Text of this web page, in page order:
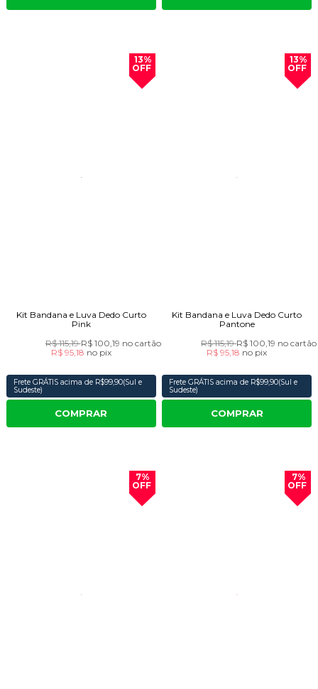
13%
OFF
Kit Bandana e Luva Dedo Curto
Pink
R$ 115,19R$ 100,19 no cartão
R$ 95,18 no pix
Frete GRÁTIS acima de R$99,90(Sul e
Sudeste)
COMPRAR
13%
OFF
Kit Bandana e Luva Dedo Curto
Pantone
R$ 115,19R$ 100,19 no cartão
R$ 95,18 no pix
Frete GRÁTIS acima de R$99,90(Sul e
Sudeste)
COMPRAR
7%
OFF
7%
OFF